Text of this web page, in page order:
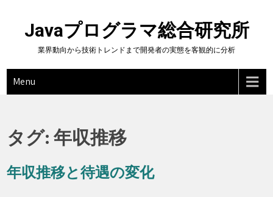
contentJavaプログラマ総合研究所
業界動向から技術トレンドまで開発者の実態を客観的に分析
Menu
タグ:年収推移
年収推移と待遇の変化